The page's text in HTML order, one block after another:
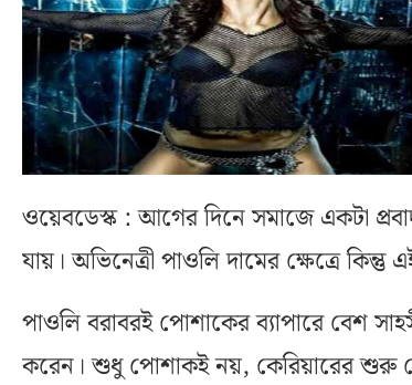
ওয়েবডেস্ক : আগের দিনে সমাজে একটা
যায়। অভিনেত্রী পাওলি দামের ক্ষেত্রে কিন্তু
পাওলি বরাবরই পোশাকের ব্যাপারে বেশ
করেন। শুধু পোশাকই নয়, কেরিয়ারের শুরু